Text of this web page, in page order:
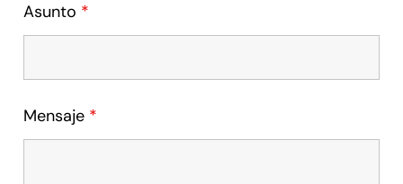
Asunto *
Mensaje *